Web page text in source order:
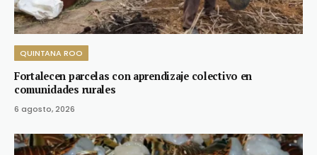
QUINTANA ROO
Fortalecen parcelas con aprendizaje colectivo en
comunidades rurales
6 agosto, 2026